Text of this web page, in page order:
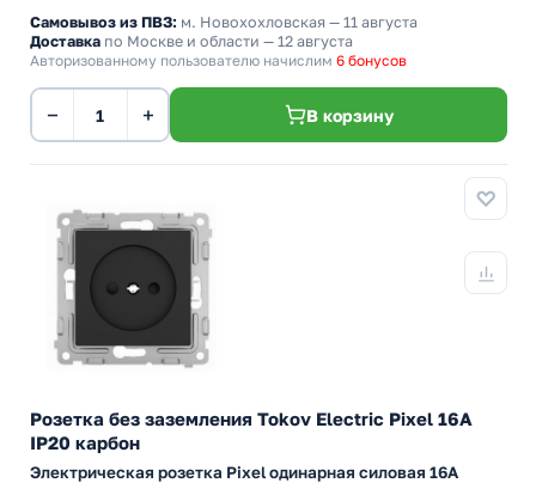
Самовывоз из ПВЗ: м. Новохохловская — 11 августа
Доставка по Москве и области — 12 августа
Авторизованному пользователю начислим 6 бонусов
− + В корзину
Розетка без заземления Tokov Electric Pixel 16А
IP20 карбон
Электрическая розетка Pixel одинарная силовая 16А